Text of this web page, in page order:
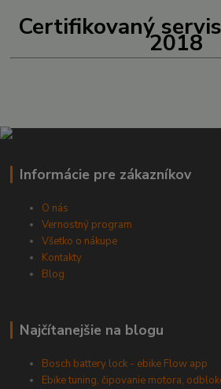
Certifikovaný
2018
Informácie pre zákazníkov
O nás
Vernostný program
Všetko o nákupe
Kontakty
Blog
Najčítanejšie na blogu
Bosch battery lock - ebike Flow app
Ebike tuning, čipovanie motora,